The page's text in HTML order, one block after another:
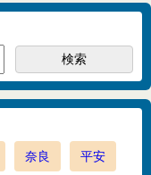
奈良 平安